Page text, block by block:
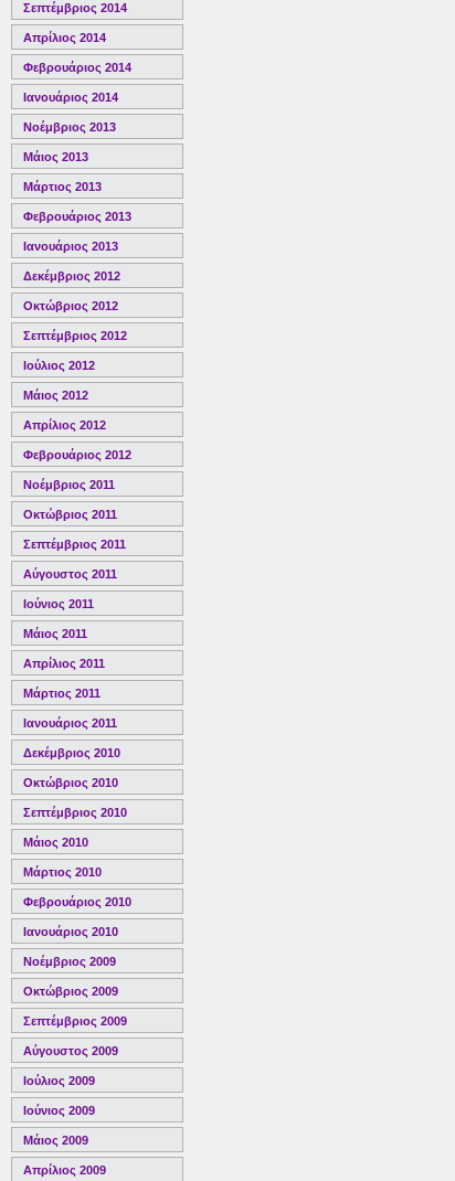
Σεπτέμβριος 2014
Απρίλιος 2014
Φεβρουάριος 2014
Ιανουάριος 2014
Νοέμβριος 2013
Μάιος 2013
Μάρτιος 2013
Φεβρουάριος 2013
Ιανουάριος 2013
Δεκέμβριος 2012
Οκτώβριος 2012
Σεπτέμβριος 2012
Ιούλιος 2012
Μάιος 2012
Απρίλιος 2012
Φεβρουάριος 2012
Νοέμβριος 2011
Οκτώβριος 2011
Σεπτέμβριος 2011
Αύγουστος 2011
Ιούνιος 2011
Μάιος 2011
Απρίλιος 2011
Μάρτιος 2011
Ιανουάριος 2011
Δεκέμβριος 2010
Οκτώβριος 2010
Σεπτέμβριος 2010
Μάιος 2010
Μάρτιος 2010
Φεβρουάριος 2010
Ιανουάριος 2010
Νοέμβριος 2009
Οκτώβριος 2009
Σεπτέμβριος 2009
Αύγουστος 2009
Ιούλιος 2009
Ιούνιος 2009
Μάιος 2009
Απρίλιος 2009